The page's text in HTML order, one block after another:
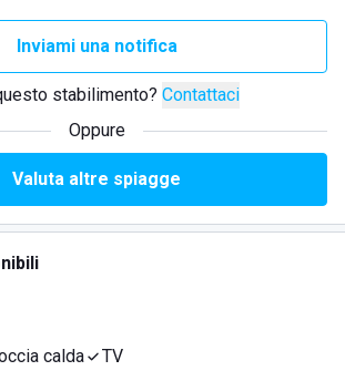
Inviami una notifica
stabilimento? Contattaci
Oppure
Valuta altre spiagge
calda TV